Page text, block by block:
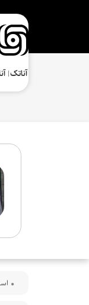
آناتک